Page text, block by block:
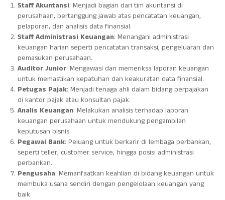
Staff Akuntansi: Menjadi bagian dari tim akuntansi di
perusahaan, bertanggung jawab atas pencatatan keuangan,
pelaporan, dan analisis data finansial.
Staff Administrasi Keuangan: Menangani administrasi
keuangan harian seperti pencatatan transaksi, pengeluaran dan
pemasukan perusahaan.
Auditor Junior: Mengawasi dan memeriksa laporan keuangan
untuk memastikan kepatuhan dan keakuratan data finansial.
Petugas Pajak: Menjadi tenaga ahli dalam bidang perpajakan
di kantor pajak atau konsultan pajak.
Analis Keuangan: Melakukan analisis terhadap laporan
keuangan perusahaan untuk mendukung pengambilan
keputusan bisnis.
Pegawai Bank: Peluang untuk berkarir di lembaga perbankan,
seperti teller, customer service, hingga posisi administrasi
perbankan.
Pengusaha: Memanfaatkan keahlian di bidang keuangan untuk
membuka usaha sendiri dengan pengelolaan keuangan yang
baik.